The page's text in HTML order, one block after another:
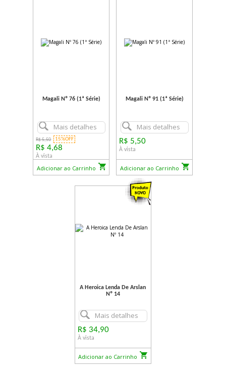
Magali Nº 76 (1ª Série)
Mais detalhes
R$ 5,50 15%OFF
R$ 4,68
À vista
Adicionar ao Carrinho
Magali Nº 91 (1ª Série)
Mais detalhes
R$ 5,50
À vista
Adicionar ao Carrinho
A Heroica Lenda De Arslan
Nº 14
Mais detalhes
R$ 34,90
À vista
Adicionar ao Carrinho